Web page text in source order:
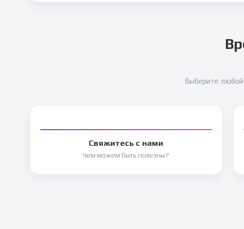
Выберите любой
Свяжитесь с нами
Чем можем быть полезны?